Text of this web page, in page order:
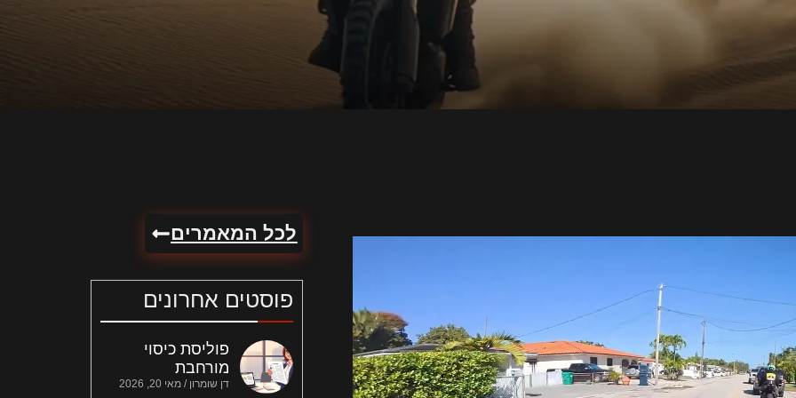
לכל המאמרים
פוסטים אחרונים
פוליסת כיסוי
מורחבת
דן שומרון מאי 20, 2026